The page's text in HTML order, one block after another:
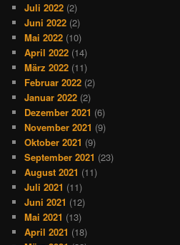
Juli 2022 (2)
Juni 2022 (2)
Mai 2022 (10)
April 2022 (14)
März 2022 (11)
Februar 2022 (2)
Januar 2022 (2)
Dezember 2021 (6)
November 2021 (9)
Oktober 2021 (9)
September 2021 (23)
August 2021 (11)
Juli 2021 (11)
Juni 2021 (12)
Mai 2021 (13)
April 2021 (18)